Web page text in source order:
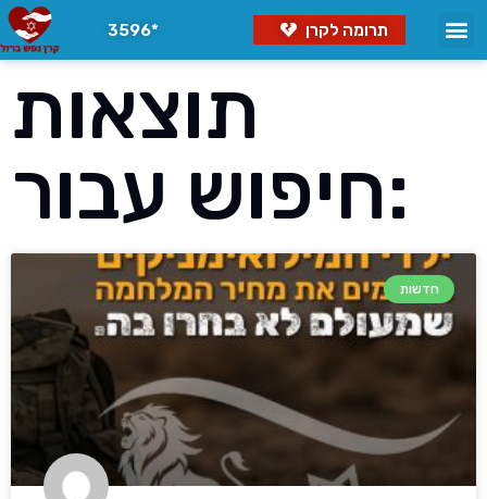
3596* תרומה לקרן
תוצאות
חיפוש עבור:
חדשות